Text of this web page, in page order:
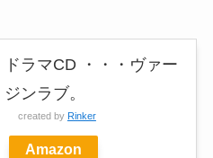
ドラマCD ・・・ヴァー
ジンラブ。
created by Rinker
Amazon